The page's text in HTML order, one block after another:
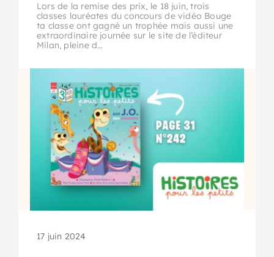
Lors de la remise des prix, le 18 juin, trois
classes lauréates du concours de vidéo Bouge
ta classe ont gagné un trophée mais aussi une
extraordinaire journée sur le site de l’éditeur
Milan, pleine d…
17 juin 2024